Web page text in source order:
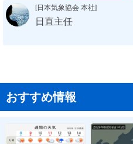
[日本気象協会 本社]
日直主任
おすすめ情報